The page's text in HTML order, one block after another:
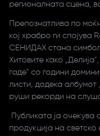
регионалната сцена,
Препознатлива по
кој храбро ги спојува
СЕНИДАХ стана
Хитовите како
гаде" со години
листи, додека
руши рекорди на
Публиката ја
продукција на